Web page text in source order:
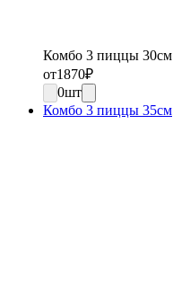
Комбо 3 пиццы 30см
от1870₽
0шт
Комбо 3 пиццы 35см